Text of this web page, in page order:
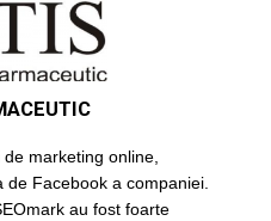
marketing online,
Facebook a companiei.
au fost foarte